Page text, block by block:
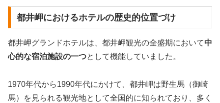
都井岬におけるホテルの歴史的位置づけ
都井岬グランドホテルは、都井岬観光の全盛期において中
心的な宿泊施設の一つとして機能していました。
1970年代から1990年代にかけて、都井岬は野生馬（御崎
馬）を見られる観光地として全国的に知られており、多く